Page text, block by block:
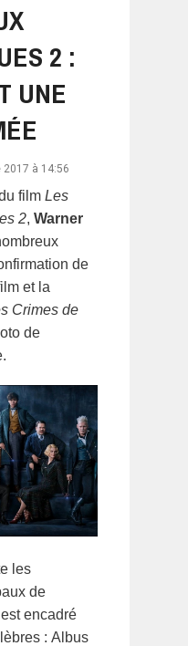
2 :
UNE
2017 à 14:56
film Les
2, Warner
de
et la
Crimes de
de
les
de
encadré
: Albus